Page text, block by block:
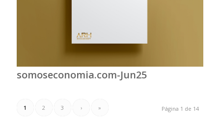
somoseconomia.com-Jun25
Página 1 de 14
1 2 3 › »